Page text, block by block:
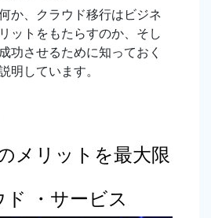
か、クラウド移行はビジネ
ットをもたらすのか、そし
功させるために知っておく
明しています。
メリットを最大限
・サービス